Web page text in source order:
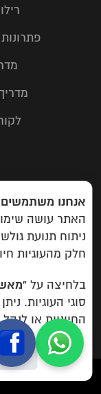
כתובת: תבור 116,
6323303
|
מדיניות
אנחנו משתמשים
האתר עושה
ניתוח תנועת
חלק מהעוגיות
בלחיצה על
סוגי העוגיות.
החיוניות או